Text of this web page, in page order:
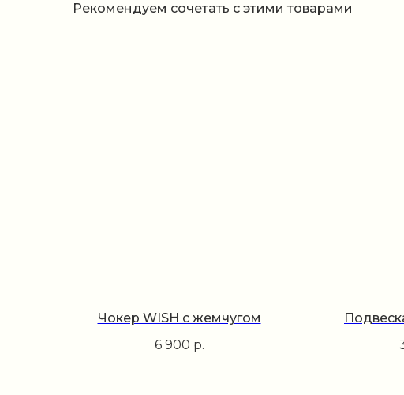
Рекомендуем сочетать с этими товарами
Чокер WISH с жемчугом
6 900 р.